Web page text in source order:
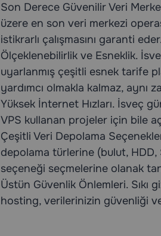
Son Derece Güvenilir Veri
üzere en son veri merkezi
istikrarlı çalışmasını garanti
Ölçeklenebilirlik ve Esneklik.
uyarlanmış çeşitli esnek tarife
yardımcı olmakla kalmaz, aynı
Yüksek İnternet Hızları. İsveç
VPS kullanan projeler için bile
Çeşitli Veri Depolama
depolama türlerine (bulut,
seçeneği seçmelerine olanak
Üstün Güvenlik Önlemleri. Sıkı
hosting, verilerinizin güvenliği